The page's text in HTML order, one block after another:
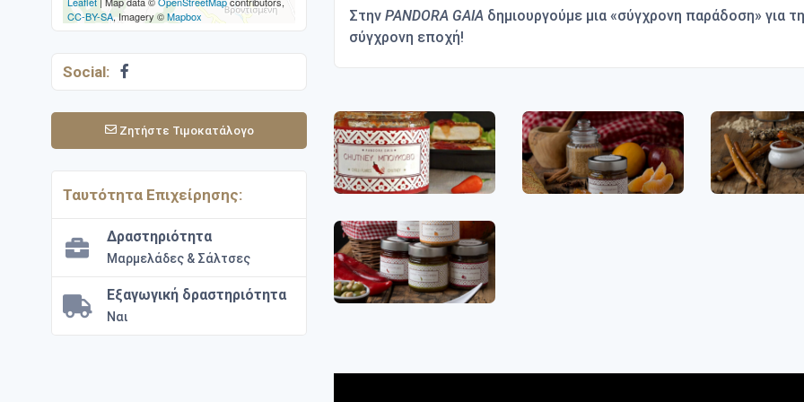
CC-BY-SA, Imagery ©Mapbox
Social:
Ζητήστε Τιμοκατάλογο
Ταυτότητα Επιχείρησης:
Δραστηριότητα
Μαρμελάδες & Σάλτσες
Εξαγωγική δραστηριότητα
Ναι
Στην PANDORA GAIA δημιουργούμε μια «σύγχρονη παράδοση» για τη
σύγχρονη εποχή!